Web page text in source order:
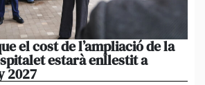
el cost de l’ampliació de la
estarà enllestit a
2027